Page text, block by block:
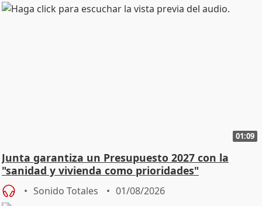
01:09
Junta garantiza un Presupuesto 2027 con la
"sanidad y vivienda como prioridades"
Sonido Totales 01/08/2026